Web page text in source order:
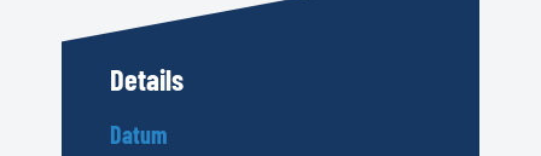
Details
Datum